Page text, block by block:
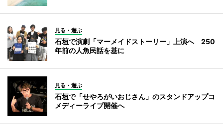
見る・遊ぶ
石垣で演劇「マーメイドストーリー」上演へ 250
年前の人魚民話を基に
見る・遊ぶ
石垣で「せやろがいおじさん」のスタンドアップコ
メディーライブ開催へ